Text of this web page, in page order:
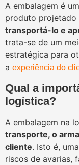
A embalagem é
produto projetado
transportá-lo e
trata-se de um
estratégica para
a experiência do
Qual a
logística?
A embalagem na
transporte, o
cliente. Isto é,
riscos de avarias,